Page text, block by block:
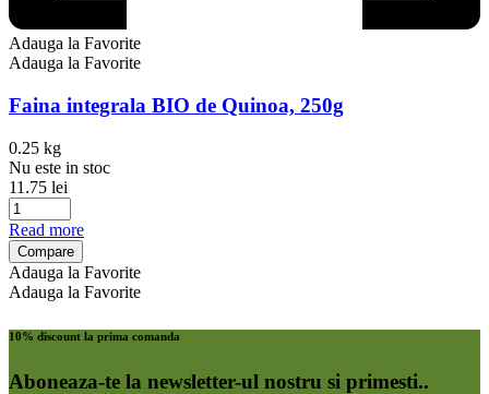
Adauga la Favorite
Adauga la Favorite
Faina integrala BIO de Quinoa, 250g
0.25 kg
Nu este in stoc
11.75 lei
Read more
Compare
Adauga la Favorite
Adauga la Favorite
10% discount la prima comanda
Aboneaza-te la newsletter-ul nostru si primesti..